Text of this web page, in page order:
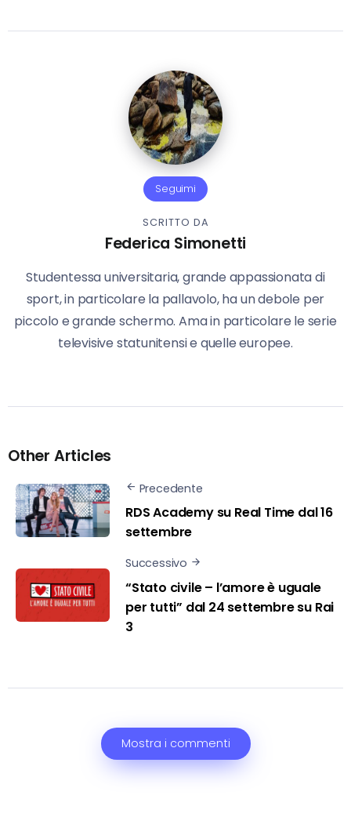
Seguimi
SCRITTO DA
Federica Simonetti
Studentessa universitaria, grande appassionata di
sport, in particolare la pallavolo, ha un debole per
piccolo e grande schermo. Ama in particolare le serie
televisive statunitensi e quelle europee.
Other Articles
Precedente
RDS Academy su Real Time dal 16
settembre
Successivo
“Stato civile – l’amore è uguale
per tutti” dal 24 settembre su Rai
3
Mostra i commenti